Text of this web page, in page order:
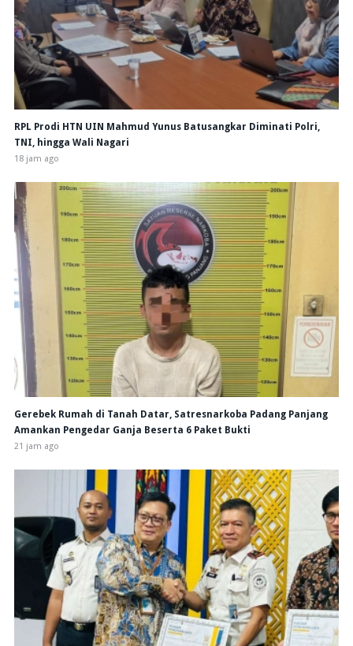
RPL Prodi HTN UIN Mahmud Yunus Batusangkar Diminati Polri,
TNI, hingga Wali Nagari
18 jam ago
Gerebek Rumah di Tanah Datar, Satresnarkoba Padang Panjang
Amankan Pengedar Ganja Beserta 6 Paket Bukti
21 jam ago